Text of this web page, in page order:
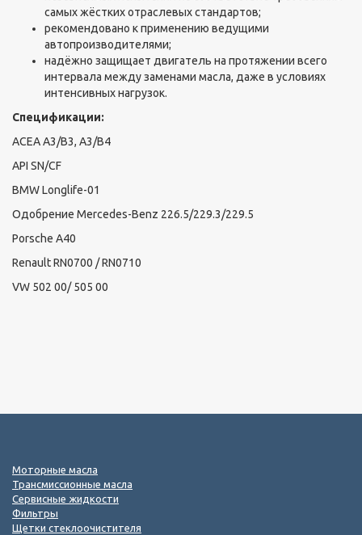
самых жёстких отраслевых стандартов;
рекомендовано к применению ведущими
автопроизводителями;
надёжно защищает двигатель на протяжении всего
интервала между заменами масла, даже в условиях
интенсивных нагрузок.
Спецификации:
ACEA A3/B3, A3/B4
API SN/CF
BMW Longlife-01
Одобрение Mercedes-Benz 226.5/229.3/229.5
Porsche A40
Renault RN0700 / RN0710
VW 502 00/ 505 00
Моторные масла
Трансмиссионные масла
Сервисные жидкости
Фильтры
Щетки стеклоочистителя